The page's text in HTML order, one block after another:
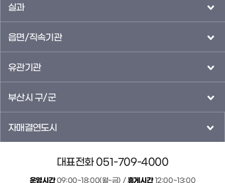
실과
읍면/직속기관
유관기관
부산시 구/군
자매결연도시
대표전화 051-709-4000
운영시간09:00~18:00(월~금) /휴게시간12:00~13:00